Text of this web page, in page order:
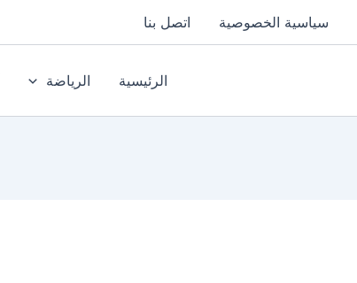
سياسية الخصوصية اتصل بنا
الرئيسية الرياضة